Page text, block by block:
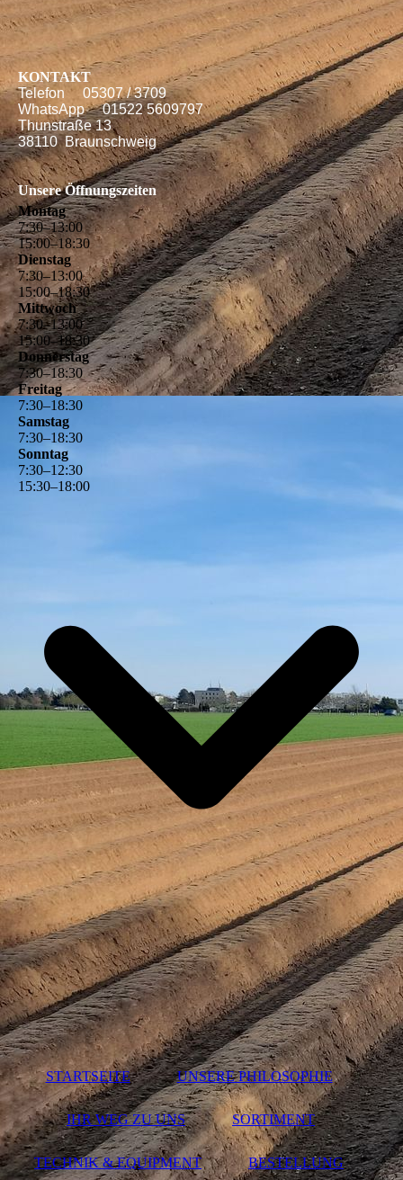
KONTAKT
Telefon 05307 / 3709
WhatsApp 01522 5609797
Thunstraße 13
38110 Braunschweig
Unsere Öffnungszeiten
Montag
7:30–13:00
15:00–18:30
Dienstag
7:30–13:00
15:00–18:30
Mittwoch
7:30–13:00
15:00–18:30
Donnerstag
7:30–18:30
Freitag
7:30–18:30
Samstag
7:30–18:30
Sonntag
7:30–12:30
15:30–18:00
STARTSEITE UNSERE PHILOSOPHIE
IHR WEG ZU UNS SORTIMENT
TECHNIK & EQUIPMENT BESTELLUNG